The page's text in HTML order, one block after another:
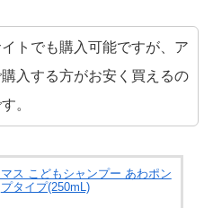
トでも購入可能ですが、ア
入する方がお安く買えるの
。
ス こどもシャンプー あわポン
プタイプ(250mL)